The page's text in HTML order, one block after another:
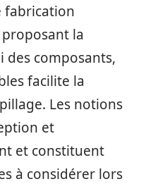
fabrication
la
composants,
facilite la
Les notions
et
et constituent
à considérer lors